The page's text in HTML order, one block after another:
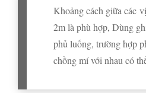
Khoảng cách giữa các
2m là phù hợp, Dùng
phủ luống, trường hợp
chồng mí với nhau có